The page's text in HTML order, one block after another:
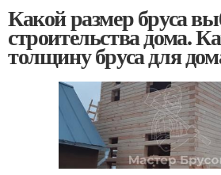
Какой размер бруса
строительства дома.
толщину бруса для